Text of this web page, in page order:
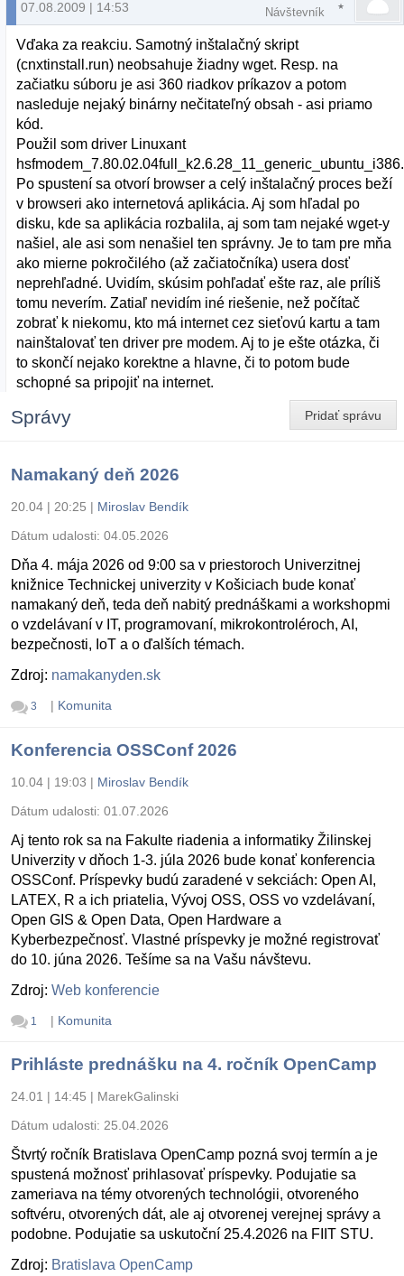
07.08.2009 | 14:53 Návštevník
Vďaka za reakciu. Samotný inštalačný skript
(cnxtinstall.run) neobsahuje žiadny wget. Resp. na
začiatku súboru je asi 360 riadkov príkazov a potom
nasleduje nejaký binárny nečitateľný obsah - asi priamo
kód.
Použil som driver Linuxant
Po spustení sa otvorí browser a celý inštalačný proces beží
v browseri ako internetová aplikácia. Aj som hľadal po
disku, kde sa aplikácia rozbalila, aj som tam nejaké wget-y
našiel, ale asi som nenašiel ten správny. Je to tam pre mňa
ako mierne pokročilého (až začiatočníka) usera dosť
neprehľadné. Uvidím, skúsim pohľadať ešte raz, ale príliš
tomu neverím. Zatiaľ nevidím iné riešenie, než počítač
zobrať k niekomu, kto má internet cez sieťovú kartu a tam
nainštalovať ten driver pre modem. Aj to je ešte otázka, či
to skončí nejako korektne a hlavne, či to potom bude
schopné sa pripojiť na internet.
Pridať správu
Správy
Namakaný deň 2026
20.04 | 20:25 | Miroslav Bendík
Dátum udalosti: 04.05.2026
Dňa 4. mája 2026 od 9:00 sa v priestoroch Univerzitnej
knižnice Technickej univerzity v Košiciach bude konať
namakaný deň, teda deň nabitý prednáškami a workshopmi
o vzdelávaní v IT, programovaní, mikrokontroléroch, AI,
bezpečnosti, IoT a o ďalších témach.
Zdroj: namakanyden.sk
3 | Komunita
Konferencia OSSConf 2026
10.04 | 19:03 | Miroslav Bendík
Dátum udalosti: 01.07.2026
Aj tento rok sa na Fakulte riadenia a informatiky Žilinskej
Univerzity v dňoch 1-3. júla 2026 bude konať konferencia
OSSConf. Príspevky budú zaradené v sekciách: Open AI,
LATEX, R a ich priatelia, Vývoj OSS, OSS vo vzdelávaní,
Open GIS & Open Data, Open Hardware a
Kyberbezpečnosť. Vlastné príspevky je možné registrovať
do 10. júna 2026. Tešíme sa na Vašu návštevu.
Zdroj: Web konferencie
1 | Komunita
Prihláste prednášku na 4. ročník OpenCamp
24.01 | 14:45 | MarekGalinski
Dátum udalosti: 25.04.2026
Štvrtý ročník Bratislava OpenCamp pozná svoj termín a je
spustená možnosť prihlasovať príspevky. Podujatie sa
zameriava na témy otvorených technológii, otvoreného
softvéru, otvorených dát, ale aj otvorenej verejnej správy a
podobne. Podujatie sa uskutoční 25.4.2026 na FIIT STU.
Zdroj: Bratislava OpenCamp